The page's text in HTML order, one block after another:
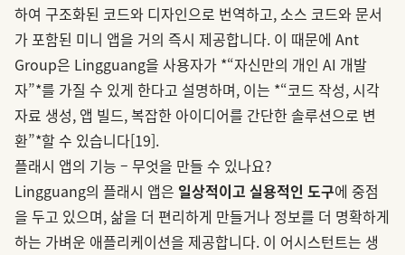
하여 구조화된 코드와 디자인으로 번역하고, 소스 코드와 문서
가 포함된 미니 앱을 거의 즉시 제공합니다. 이 때문에 Ant
Group은 Lingguang을 사용자가 *“자신만의 개인 AI 개발
자”*를 가질 수 있게 한다고 설명하며, 이는 *“코드 작성, 시각
자료 생성, 앱 빌드, 복잡한 아이디어를 간단한 솔루션으로 변
환”*할 수 있습니다[19].
플래시 앱의 기능 – 무엇을 만들 수 있나요?
Lingguang의 플래시 앱은 일상적이고 실용적인 도구에 중점
을 두고 있으며, 삶을 더 편리하게 만들거나 정보를 더 명확하게
하는 가벼운 애플리케이션을 제공합니다. 이 어시스턴트는 생